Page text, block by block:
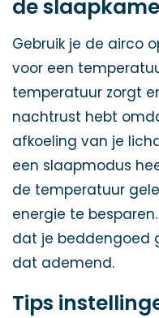
de
Gebruik je de airco
voor een
temperatuur zorgt
nachtrust hebt
afkoeling van je
een slaapmodus
de temperatuur
energie te
dat je beddengoed
dat ademend.
Tips